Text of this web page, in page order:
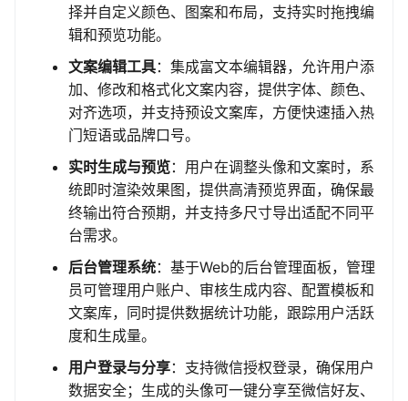
择并自定义颜色、图案和布局，支持实时拖拽编
辑和预览功能。
文案编辑工具：集成富文本编辑器，允许用户添
加、修改和格式化文案内容，提供字体、颜色、
对齐选项，并支持预设文案库，方便快速插入热
门短语或品牌口号。
实时生成与预览：用户在调整头像和文案时，系
统即时渲染效果图，提供高清预览界面，确保最
终输出符合预期，并支持多尺寸导出适配不同平
台需求。
后台管理系统：基于Web的后台管理面板，管理
员可管理用户账户、审核生成内容、配置模板和
文案库，同时提供数据统计功能，跟踪用户活跃
度和生成量。
用户登录与分享：支持微信授权登录，确保用户
数据安全；生成的头像可一键分享至微信好友、